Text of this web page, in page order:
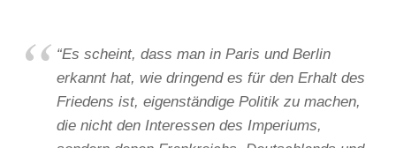
“Es scheint, dass man in Paris und Berlin
erkannt hat, wie dringend es für den Erhalt des
Friedens ist, eigenständige Politik zu machen,
die nicht den Interessen des Imperiums,